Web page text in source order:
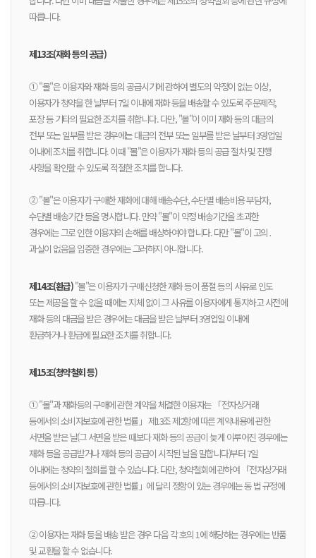
따릅니다.
제13조(재화 등의 공급)
① "몰"은 이용자와 재화 등의 공급시기에 관하여 별도의 약정이 없는 이상,
이용자가 청약을 한 날부터 7일 이내에 재화 등을 배송할 수 있도록 주문제작,
포장 등 기타의 필요한 조치를 취합니다. 다만, "몰"이 이미 재화 등의 대금의
전부 또는 일부를 받은 경우에는 대금의 전부 또는 일부를 받은 날부터 3영업일
이내에 조치를 취합니다. 이때 "몰"은 이용자가 재화 등의 공급 절차 및 진행
사항을 확인할 수 있도록 적절한 조치를 합니다.
② "몰"은 이용자가 구매한 재화에 대해 배송수단, 수단별 배송비용 부담자,
수단별 배송기간 등을 명시합니다. 만약 "몰"이 약정 배송기간을 초과한
경우에는 그로 인한 이용자의 손해를 배상하여야 합니다. 다만 "몰"이 고의․
과실이 없음을 입증한 경우에는 그러하지 아니합니다.
제14조(환급)"몰"은 이용자가 구매신청한 재화 등이 품절 등의 사유로 인도
또는 제공을 할 수 없을 때에는 지체 없이 그 사유를 이용자에게 통지하고 사전에
재화 등의 대금을 받은 경우에는 대금을 받은 날부터 3영업일 이내에
환급하거나 환급에 필요한 조치를 취합니다.
제15조(청약철회 등)
① "몰"과 재화등의 구매에 관한 계약을 체결한 이용자는 「전자상거래
등에서의 소비자보호에 관한 법률」 제13조 제2항에 따른 계약내용에 관한
서면을 받은 날(그 서면을 받은 때보다 재화 등의 공급이 늦게 이루어진 경우에는
재화 등을 공급받거나 재화 등의 공급이 시작된 날을 말합니다)부터 7일
이내에는 청약의 철회를 할 수 있습니다. 다만, 청약철회에 관하여 「전자상거래
등에서의 소비자보호에 관한 법률」에 달리 정함이 있는 경우에는 동 법 규정에
따릅니다.
② 이용자는 재화 등을 배송 받은 경우 다음 각 호의 1에 해당하는 경우에는 반품
및 교환을 할 수 없습니다.